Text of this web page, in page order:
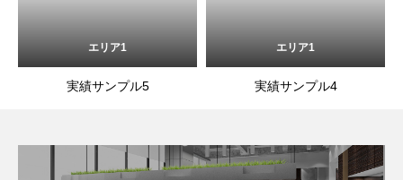
エリア1
実績サンプル5
エリア1
実績サンプル4